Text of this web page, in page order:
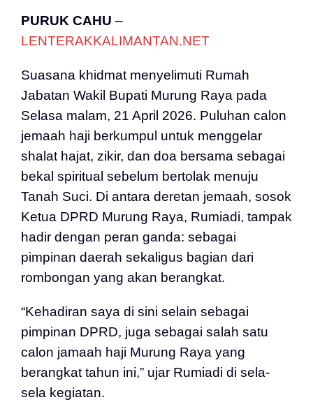
PURUK CAHU –
LENTERAKKALIMANTAN.NET
Suasana khidmat menyelimuti Rumah
Jabatan Wakil Bupati Murung Raya pada
Selasa malam, 21 April 2026. Puluhan calon
jemaah haji berkumpul untuk menggelar
shalat hajat, zikir, dan doa bersama sebagai
bekal spiritual sebelum bertolak menuju
Tanah Suci. Di antara deretan jemaah, sosok
Ketua DPRD Murung Raya, Rumiadi, tampak
hadir dengan peran ganda: sebagai
pimpinan daerah sekaligus bagian dari
rombongan yang akan berangkat.
“Kehadiran saya di sini selain sebagai
pimpinan DPRD, juga sebagai salah satu
calon jamaah haji Murung Raya yang
berangkat tahun ini,” ujar Rumiadi di sela-
sela kegiatan.